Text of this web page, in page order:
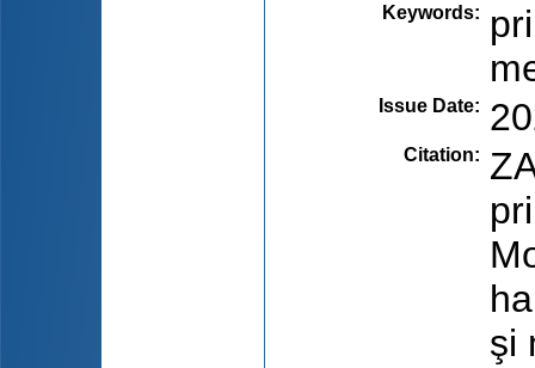
Keywords:
Issue Date:
Citation:
şi